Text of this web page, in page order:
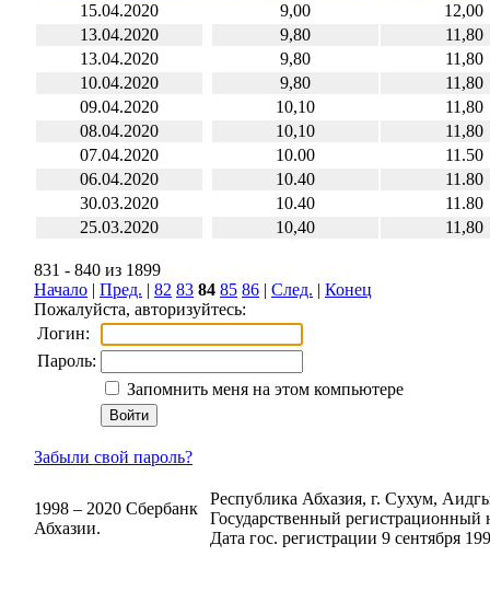
15.04.2020
9,00
12,00
13.04.2020
9,80
11,80
13.04.2020
9,80
11,80
10.04.2020
9,80
11,80
09.04.2020
10,10
11,80
08.04.2020
10,10
11,80
07.04.2020
10.00
11.50
06.04.2020
10.40
11.80
30.03.2020
10.40
11.80
25.03.2020
10,40 11,80
831 - 840 из 1899
Начало | Пред. | 82 83 84 85 86 | След. | Конец
Пожалуйста, авторизуйтесь:
Логин:
Пароль:
Запомнить меня на этом компьютере
Забыли свой пароль?
1998 – 2020 Сбербанк
Абхазии.
Республика Абхазия, г. Сухум,
Государственный регистрационный
Дата гос. регистрации 9 сентября